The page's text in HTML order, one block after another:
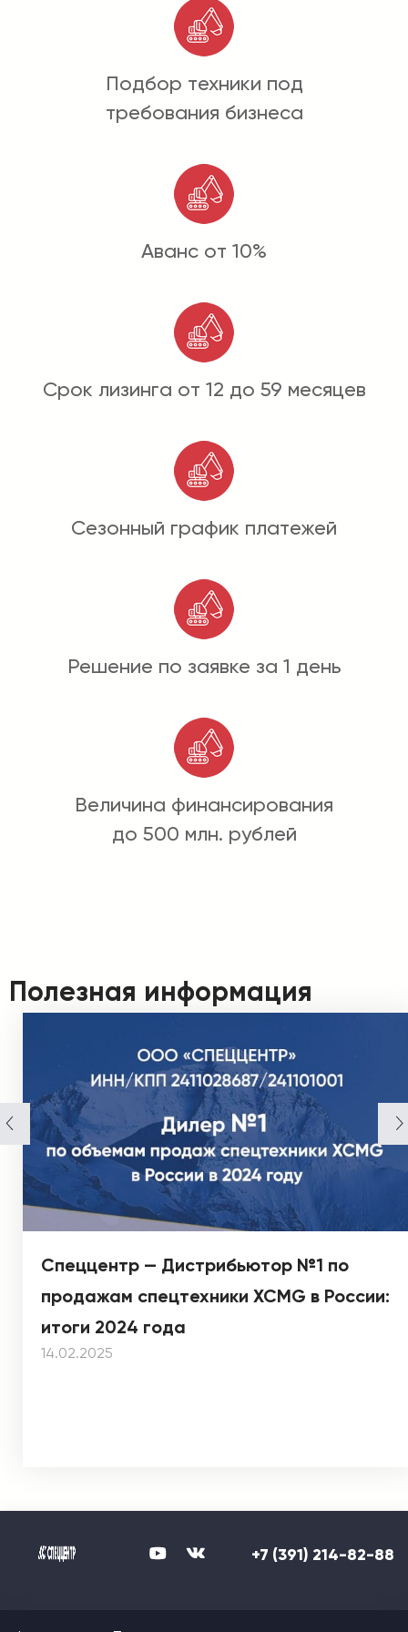
Подбор техники под
требования бизнеса
Аванс от 10%
Срок лизинга от 12 до 59 месяцев
Сезонный график платежей
Решение по заявке за 1 день
Величина финансирования
до 500 млн. рублей
Полезная информация
Спеццентр — Дистрибьютор №1 по
продажам спецтехники XCMG в России:
итоги 2024 года
14.02.2025
+7 (391) 214-82-88